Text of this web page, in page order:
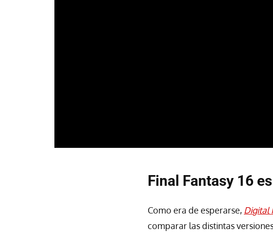
Final Fantasy 16
Como era de esperarse, Digital
comparar las distintas